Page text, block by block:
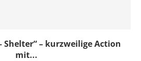
Shelter“ – kurzweilige Action
mit...